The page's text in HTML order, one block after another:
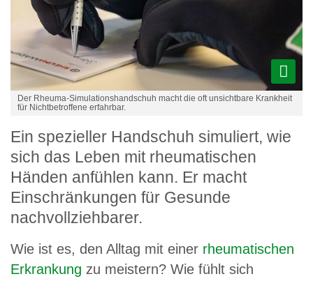
Der Rheuma-Simulationshandschuh macht die oft unsichtbare Krankheit
für Nichtbetroffene erfahrbar.
Ein spezieller Handschuh simuliert, wie
sich das Leben mit rheumatischen
Händen anfühlen kann. Er macht
Einschränkungen für Gesunde
nachvollziehbarer.
Wie ist es, den Alltag mit einer rheumatischen
Erkrankung zu meistern? Wie fühlt sich